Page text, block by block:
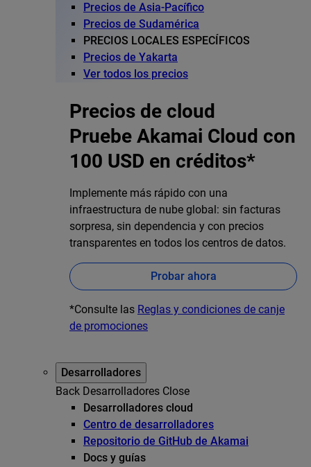
Precios de Asia-Pacífico
Precios de Sudamérica
PRECIOS LOCALES ESPECÍFICOS
Precios de Yakarta
Ver todos los precios
Precios de cloud
Pruebe Akamai Cloud con
100 USD en créditos*
Implemente más rápido con una
infraestructura de nube global: sin facturas
sorpresa, sin dependencia y con precios
transparentes en todos los centros de datos.
Probar ahora
*Consulte las Reglas y condiciones de canje
de promociones
Desarrolladores
Back Desarrolladores Close
Desarrolladores cloud
Centro de desarrolladores
Repositorio de GitHub de Akamai
Docs y guías